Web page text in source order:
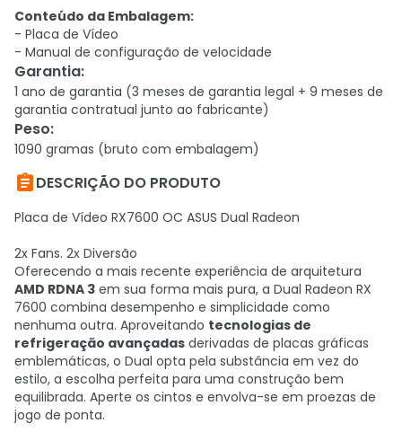
Conteúdo da Embalagem:
- Placa de Vídeo
- Manual de configuração de velocidade
Garantia:
1 ano de garantia (3 meses de garantia legal + 9 meses de
garantia contratual junto ao fabricante)
Peso:
1090 gramas (bruto com embalagem)
DESCRIÇÃO DO PRODUTO
Placa de Vídeo RX7600 OC ASUS Dual Radeon
2x Fans. 2x Diversão
Oferecendo a mais recente experiência de arquitetura
AMD RDNA 3 em sua forma mais pura, a Dual Radeon RX
7600 combina desempenho e simplicidade como
nenhuma outra. Aproveitando tecnologias de
refrigeração avançadas derivadas de placas gráficas
emblemáticas, o Dual opta pela substância em vez do
estilo, a escolha perfeita para uma construção bem
equilibrada. Aperte os cintos e envolva-se em proezas de
jogo de ponta.